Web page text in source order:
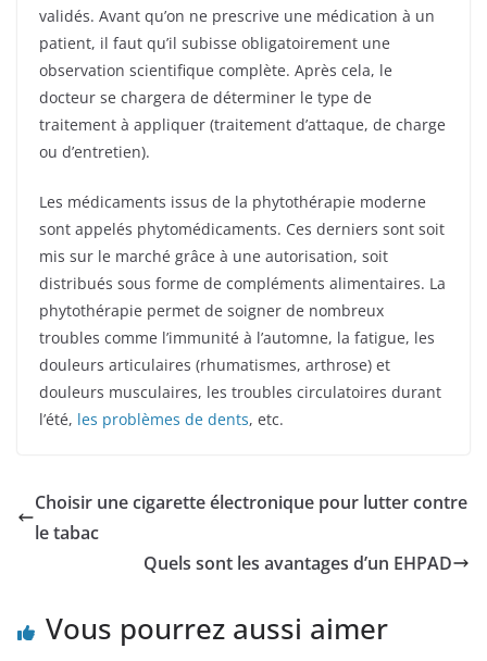
validés. Avant qu’on ne prescrive une médication à un
patient, il faut qu’il subisse obligatoirement une
observation scientifique complète. Après cela, le
docteur se chargera de déterminer le type de
traitement à appliquer (traitement d’attaque, de charge
ou d’entretien).
Les médicaments issus de la phytothérapie moderne
sont appelés phytomédicaments. Ces derniers sont soit
mis sur le marché grâce à une autorisation, soit
distribués sous forme de compléments alimentaires. La
phytothérapie permet de soigner de nombreux
troubles comme l’immunité à l’automne, la fatigue, les
douleurs articulaires (rhumatismes, arthrose) et
douleurs musculaires, les troubles circulatoires durant
l’été, les problèmes de dents, etc.
Choisir une cigarette électronique pour lutter contre
le tabac
Quels sont les avantages d’un EHPAD
Vous pourrez aussi aimer